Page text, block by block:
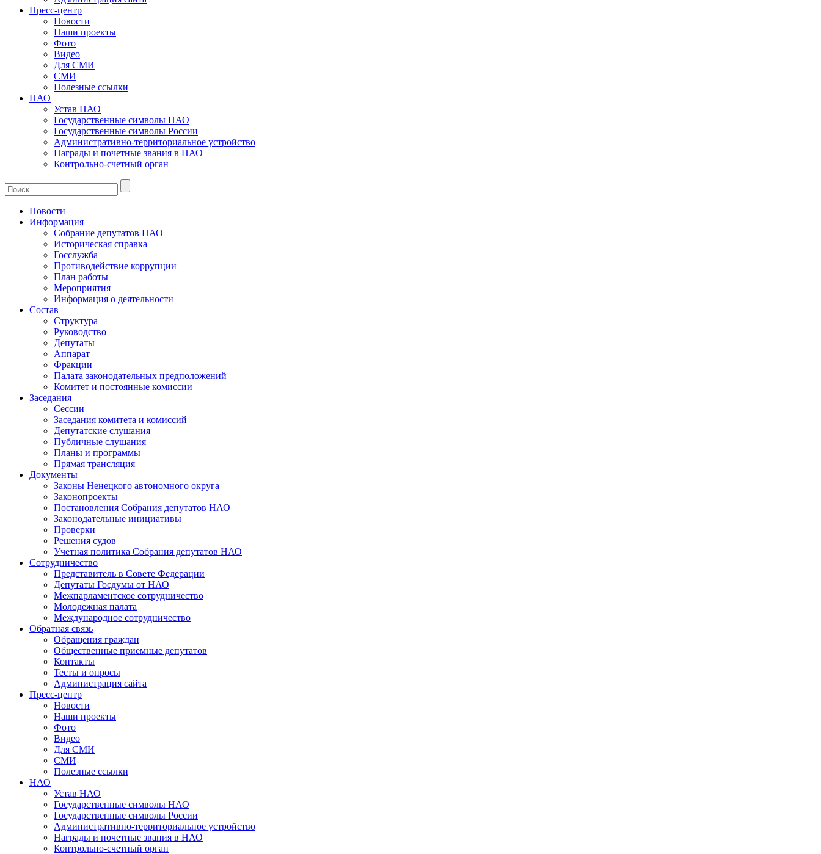
Пресс-центр
Новости
Наши проекты
Фото
Видео
Для СМИ
СМИ
Полезные ссылки
НАО
Устав НАО
Государственные символы НАО
Государственные символы России
Административно-территориальное устройство
Награды и почетные звания в НАО
Контрольно-счетный орган
Новости
Информация
Собрание депутатов НАО
Историческая справка
Госслужба
Противодействие коррупции
План работы
Мероприятия
Информация о деятельности
Состав
Структура
Руководство
Депутаты
Аппарат
Фракции
Палата законодательных предположений
Комитет и постоянные комиссии
Заседания
Сессии
Заседания комитета и комиссий
Депутатские слушания
Публичные слушания
Планы и программы
Прямая трансляция
Документы
Законы Ненецкого автономного округа
Законопроекты
Постановления Собрания депутатов НАО
Законодательные инициативы
Проверки
Решения судов
Учетная политика Собрания депутатов НАО
Сотрудничество
Представитель в Совете Федерации
Депутаты Госдумы от НАО
Межпарламентское сотрудничество
Молодежная палата
Международное сотрудничество
Обратная cвязь
Обращения граждан
Общественные приемные депутатов
Контакты
Тесты и опросы
Администрация сайта
Пресс-центр
Новости
Наши проекты
Фото
Видео
Для СМИ
СМИ
Полезные ссылки
НАО
Устав НАО
Государственные символы НАО
Государственные символы России
Административно-территориальное устройство
Награды и почетные звания в НАО
Контрольно-счетный орган